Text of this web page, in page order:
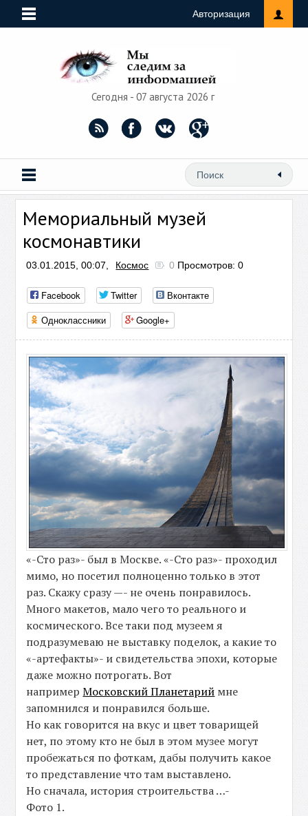
Авторизация
Сегодня - 07 августа 2026 г
Мемориальный музей
космонавтики
03.01.2015, 00:07, Космос 0 Просмотров: 0
Facebook Twitter
Вконтакте
Одноклассники
Google+
«-Сто раз»- был в Москве. «-Сто раз»- проходил
мимо, но посетил полноценно только в этот
раз. Скажу сразу —- не очень понравилось.
Много макетов, мало чего то реального и
космического. Все таки под музеем я
подразумеваю не выставку поделок, а какие то
«-артефакты»- и свидетельства эпохи, которые
даже можно потрогать. Вот
напримерМосковский Планетарий мне
запомнился и понравился больше.
Но как говорится на вкус и цвет товарищей
нет, по этому кто не был в этом музее могут
пробежаться по фоткам, дабы получить какое
то представление что там выставлено.
Но сначала, история строительства …-
Фото 1.